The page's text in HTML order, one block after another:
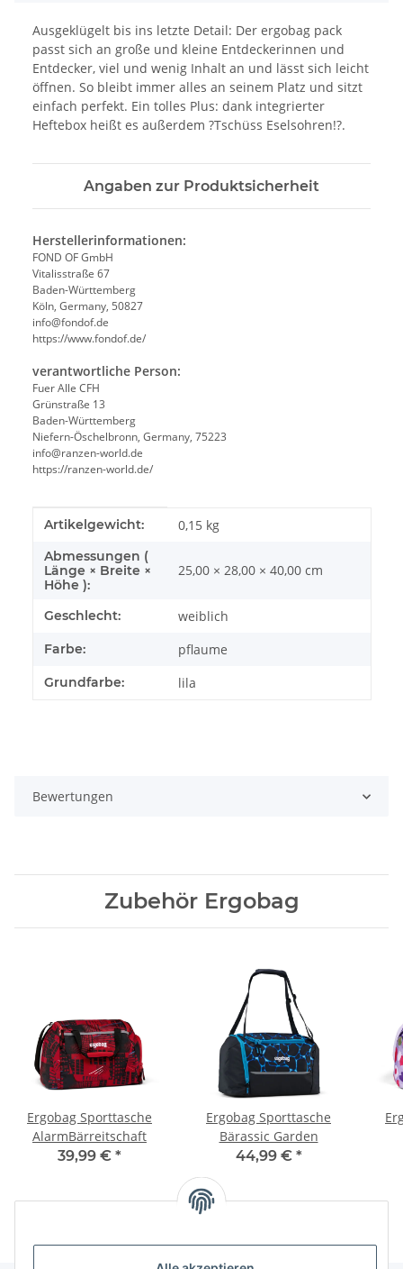
Ausgeklügelt bis ins letzte Detail: Der ergobag pack
passt sich an große und kleine Entdeckerinnen und
Entdecker, viel und wenig Inhalt an und lässt sich leicht
öffnen. So bleibt immer alles an seinem Platz und sitzt
einfach perfekt. Ein tolles Plus: dank integrierter
Heftebox heißt es außerdem ?Tschüss Eselsohren!?.
Angaben zur Produktsicherheit
Herstellerinformationen:
FOND OF GmbH
Vitalisstraße 67
Baden-Württemberg
Köln, Germany, 50827
info@fondof.de
https://www.fondof.de/
verantwortliche Person:
Fuer Alle CFH
Grünstraße 13
Baden-Württemberg
Niefern-Öschelbronn, Germany, 75223
info@ranzen-world.de
https://ranzen-world.de/
Produkteigenschaft
Wert
Artikelgewicht: 0,15 kg
Abmessungen (
Länge × Breite ×
Höhe ):
25,00 × 28,00 × 40,00 cm
Geschlecht: weiblich
Farbe: pflaume
Grundfarbe: lila
Bewertungen
Zubehör Ergobag
Ergobag Sporttasche
AlarmBärreitschaft
39,99 € *
Ergobag Sporttasche
Bärassic Garden
44,99 € *